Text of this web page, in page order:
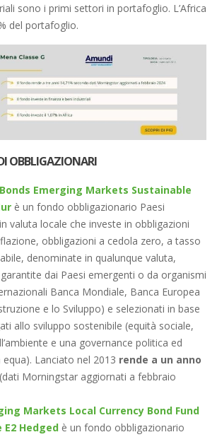
sono i primi settori in portafoglio. L’Africa
del portafoglio.
OBBLIGAZIONARI
Bonds Emerging Markets Sustainable
è un fondo obbligazionario Paesi
valuta locale che investe in obbligazioni
obbligazioni a cedola zero, a tasso
denominate in qualunque valuta,
dai Paesi emergenti o da organismi
Banca Mondiale, Banca Europea
e lo Sviluppo) e selezionati in base
allo sviluppo sostenibile (equità sociale,
e una governance politica ed
Lanciato nel 2013 rende a un anno
(dati Morningstar aggiornati a febbraio
Markets Local Currency Bond Fund
E2 Hedged è un fondo obbligazionario